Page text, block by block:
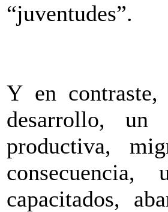
“juventudes”.
Y en
desarrollo, un
productiva,
capacitados,